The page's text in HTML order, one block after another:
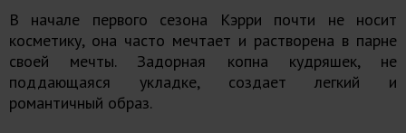
В начале первого сезона Кэрри почти не носит
косметику, она часто мечтает и растворена в парне
своей мечты. Задорная копна кудряшек, не
поддающаяся укладке, создает легкий и
романтичный образ.